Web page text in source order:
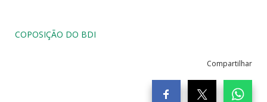
COPOSIÇÃO DO BDI
Compartilhar